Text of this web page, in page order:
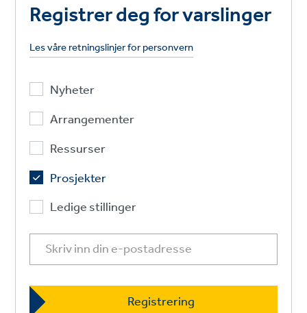
Registrer deg for varslinger
Les våre retningslinjer for personvern
Nyheter
Arrangementer
Ressurser
Prosjekter
Ledige stillinger